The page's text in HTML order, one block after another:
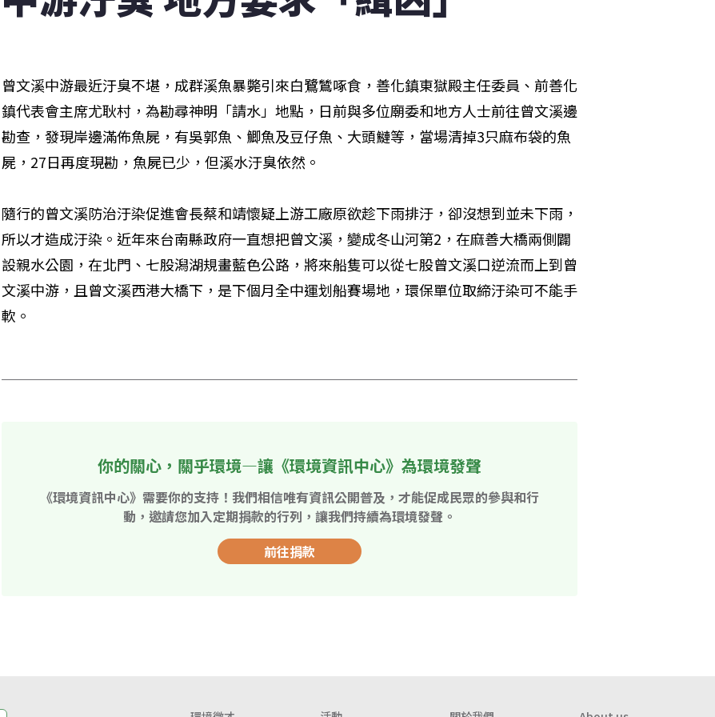
曾文溪中游最近汙臭不堪，成群溪魚暴斃引來白鷺鷥啄食，善化鎮東獄殿主任委員、前善化
鎮代表會主席尤耿村，為勘尋神明「請水」地點，日前與多位廟委和地方人士前往曾文溪邊
勘查，發現岸邊滿佈魚屍，有吳郭魚、鯽魚及豆仔魚、大頭鰱等，當場清掉3只麻布袋的魚
屍，27日再度現勘，魚屍已少，但溪水汙臭依然。
隨行的曾文溪防治汙染促進會長蔡和靖懷疑上游工廠原欲趁下雨排汙，卻沒想到並未下雨，
所以才造成汙染。近年來台南縣政府一直想把曾文溪，變成冬山河第2，在麻善大橋兩側闢
設親水公園，在北門、七股潟湖規畫藍色公路，將來船隻可以從七股曾文溪口逆流而上到曾
文溪中游，且曾文溪西港大橋下，是下個月全中運划船賽場地，環保單位取締汙染可不能手
軟。
你的關心，關乎環境—讓《環境資訊中心》為環境發聲
《環境資訊中心》需要你的支持！我們相信唯有資訊公開普及，才能促成民眾的參與和行
動，邀請您加入定期捐款的行列，讓我們持續為環境發聲。
前往捐款